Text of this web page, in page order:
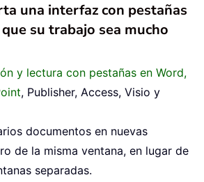
una interfaz con pestañas
su trabajo sea mucho
y lectura con pestañas en Word,
, Publisher, Access, Visio y
documentos en nuevas
de la misma ventana, en lugar de
separadas.